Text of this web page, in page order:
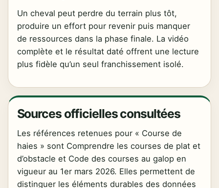
Un cheval peut perdre du terrain plus tôt,
produire un effort pour revenir puis manquer
de ressources dans la phase finale. La vidéo
complète et le résultat daté offrent une lecture
plus fidèle qu’un seul franchissement isolé.
Sources officielles consultées
Les références retenues pour « Course de
haies » sont Comprendre les courses de plat et
d’obstacle et Code des courses au galop en
vigueur au 1er mars 2026. Elles permettent de
distinguer les éléments durables des données